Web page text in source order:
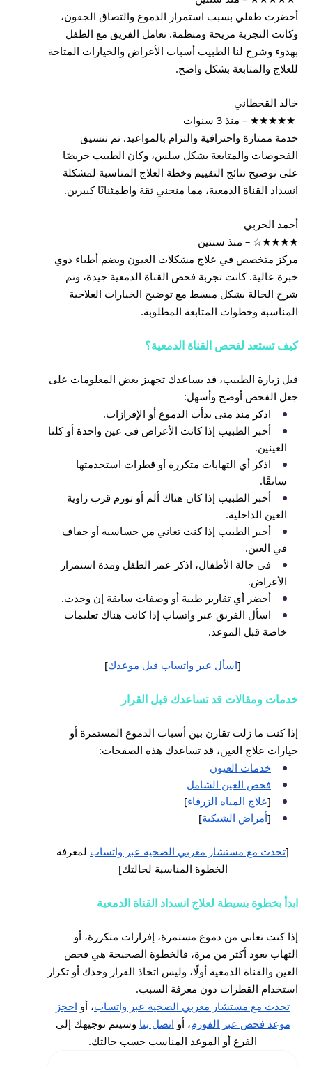
أحضرت طفلي بسبب استمرار الدموع والتصاق الجفون،
وكانت التجربة مريحة ومنظمة. تعامل الفريق مع الطفل
بهدوء وشرح لنا الطبيب أسباب الأعراض والخيارات المتاحة
للعلاج والمتابعة بشكل واضح.
خالد القحطاني
★★★★★ – منذ 3 سنوات
خدمة ممتازة واحترافية والتزام بالمواعيد. تم تنسيق
الفحوصات والمتابعة بشكل سلس، وكان الطبيب حريصًا
على توضيح نتائج التقييم وخطة العلاج المناسبة لمشكلة
انسداد القناة الدمعية، مما منحني ثقة واطمئنانًا كبيرين.
أحمد الحربي
★★★★☆ – منذ سنتين
مركز متخصص في علاج مشكلات العيون ويضم أطباء ذوي
خبرة عالية. كانت تجربة فحص القناة الدمعية جيدة، وتم
شرح الحالة بشكل مبسط مع توضيح الخيارات العلاجية
المناسبة وخطوات المتابعة المطلوبة.
كيف تستعد لفحص القناة الدمعية؟
قبل زيارة الطبيب، قد يساعدك تجهيز بعض المعلومات على
جعل الفحص أوضح وأسهل:
اذكر منذ متى بدأت الدموع أو الإفرازات.
أخبر الطبيب إذا كانت الأعراض في عين واحدة أو كلتا
العينين.
اذكر أي التهابات متكررة أو قطرات استخدمتها
سابقًا.
أخبر الطبيب إذا كان هناك ألم أو تورم قرب زاوية
العين الداخلية.
أخبر الطبيب إذا كنت تعاني من حساسية أو جفاف
في العين.
في حالة الأطفال، اذكر عمر الطفل ومدة استمرار
الأعراض.
أحضر أي تقارير طبية أو وصفات سابقة إن وجدت.
اسأل الفريق عبر واتساب إذا كانت هناك تعليمات
خاصة قبل الموعد.
[اسأل عبر واتساب قبل موعدك]
خدمات ومقالات قد تساعدك قبل القرار
إذا كنت ما زلت تقارن بين أسباب الدموع المستمرة أو
خيارات علاج العين، قد تساعدك هذه الصفحات:
خدمات العيون
فحص العين الشامل
[علاج المياه الزرقاء]
[أمراض الشبكية]
[تحدث مع مستشار مغربي الصحية عبر واتساب لمعرفة
الخطوة المناسبة لحالتك]
ابدأ بخطوة بسيطة لعلاج انسداد القناة الدمعية
إذا كنت تعاني من دموع مستمرة، إفرازات متكررة، أو
التهاب يعود أكثر من مرة، فالخطوة الصحيحة هي فحص
العين والقناة الدمعية أولًا، وليس اتخاذ القرار وحدك أو تكرار
استخدام القطرات دون معرفة السبب.
تحدث مع مستشار مغربي الصحية عبر واتساب، أو احجز
موعد فحص عبر الفورم، أو اتصل بنا وسيتم توجيهك إلى
الفرع أو الموعد المناسب حسب حالتك.